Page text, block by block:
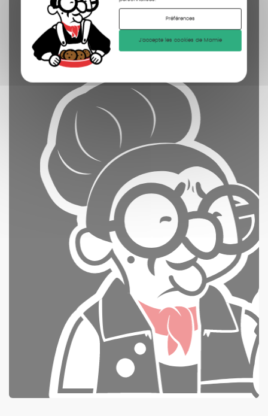
Préférences
J'accepte les cookies de Mamie
contrôlées
nettoyées
photographiées